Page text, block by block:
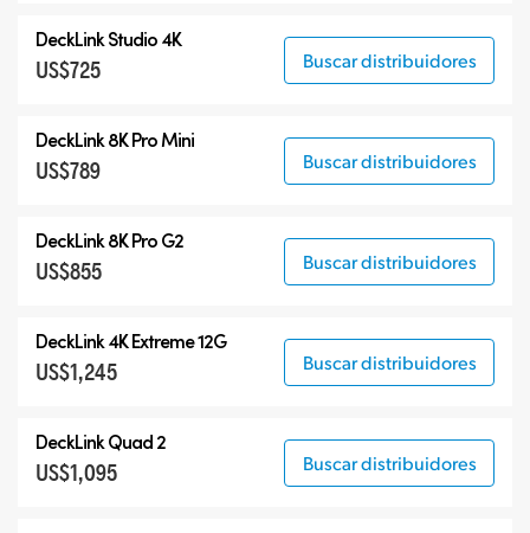
DeckLink Studio 4K
US$725 Buscar distribuidores
DeckLink 8K Pro Mini
US$789 Buscar distribuidores
DeckLink 8K Pro G2
US$855 Buscar distribuidores
DeckLink 4K Extreme 12G
US$1,245 Buscar distribuidores
DeckLink Quad 2
US$1,095 Buscar distribuidores